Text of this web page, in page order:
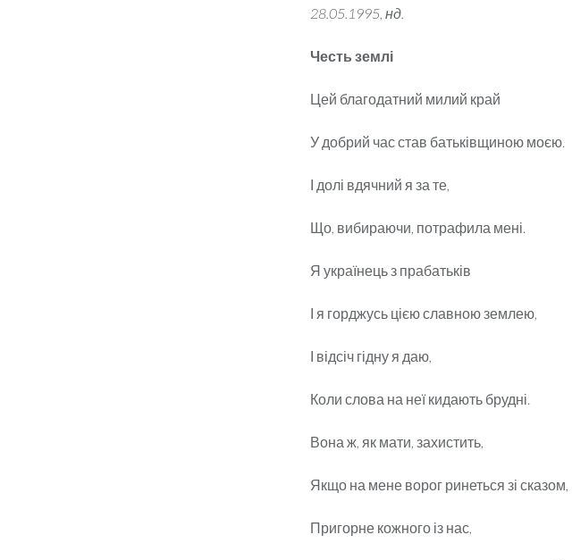
28.05.1995, нд.
Честь землі
Цей благодатний милий край
У добрий час став батьківщиною моєю.
І долі вдячний я за те,
Що, вибираючи, потрафила мені.
Я українець з прабатьків
І я горджусь цією славною землею,
І відсіч гідну я даю,
Коли слова на неї кидають брудні.
Вона ж, як мати, захистить,
Якщо на мене ворог ринеться зі сказом,
Пригорне кожного із нас,